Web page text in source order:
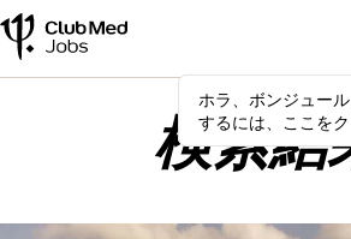
Hola,bonjour,
ホラ、ボンジュー
するには、ここを
検索結